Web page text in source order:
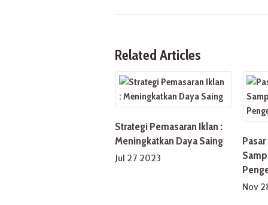
Related Articles
Strategi Pemasaran Iklan :
Meningkatkan Daya Saing
Jul 27 2023
Nov